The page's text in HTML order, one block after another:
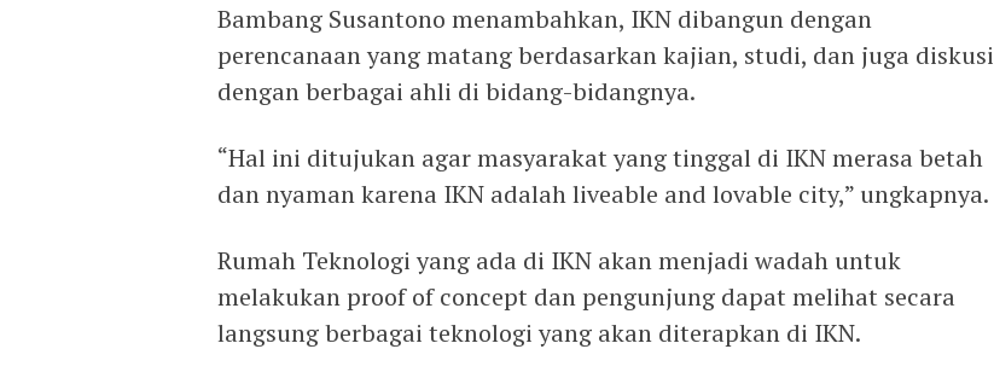
Bambang Susantono menambahkan, IKN dibangun dengan
perencanaan yang matang berdasarkan kajian, studi, dan juga diskusi
dengan berbagai ahli di bidang-bidangnya.
“Hal ini ditujukan agar masyarakat yang tinggal di IKN merasa betah
dan nyaman karena IKN adalah liveable and lovable city,” ungkapnya.
Rumah Teknologi yang ada di IKN akan menjadi wadah untuk
melakukan proof of concept dan pengunjung dapat melihat secara
langsung berbagai teknologi yang akan diterapkan di IKN.